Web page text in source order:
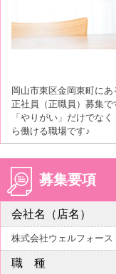
岡山市東区金岡東町に
正社員（正職員）募集で
「やりがい」だけでな
ら働ける職場です♪
募集要項
会社名（店名）
株式会社ウェルフォー
職 種